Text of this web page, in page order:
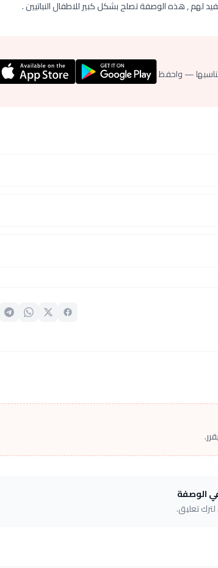
لهم , هذه الوصفة تصلح بشكل كبير للاطفال النباتيين .
— واحفظ
الوصفة
لترك تعليق.